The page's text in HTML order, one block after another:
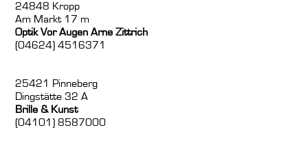
24848 Kropp
Am Markt 17 m
Optik Vor Augen Arne Zittrich
(04624) 4516371
25421 Pinneberg
Dingstätte 32 A
Brille & Kunst
(04101) 8587000